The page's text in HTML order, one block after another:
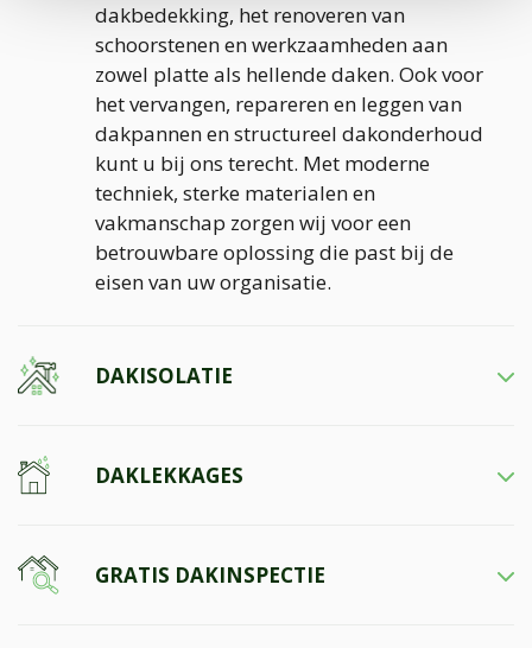
dakbedekking, het renoveren van
schoorstenen en werkzaamheden aan
zowel platte als hellende daken. Ook voor
het vervangen, repareren en leggen van
dakpannen en structureel dakonderhoud
kunt u bij ons terecht. Met moderne
techniek, sterke materialen en
vakmanschap zorgen wij voor een
betrouwbare oplossing die past bij de
eisen van uw organisatie.
DAKISOLATIE
DAKLEKKAGES
GRATIS DAKINSPECTIE